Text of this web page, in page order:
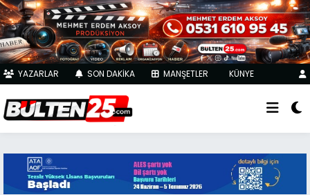
YAZARLAR SON DAKİKA MANŞETLER KÜNYE